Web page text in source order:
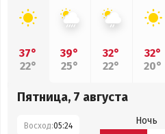
37°
22°
39°
25°
32°
22°
32°
20°
Пятница, 7 августа
Восход:05:24 Ночь